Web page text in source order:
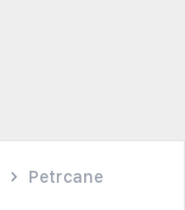
Petrcane